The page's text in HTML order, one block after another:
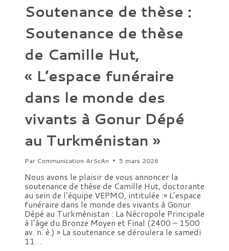
MONUMENTS
PROTOHISTORIQUES »
Soutenance de thèse :
Soutenance de thèse
de Camille Hut,
« L’espace funéraire
dans le monde des
vivants à Gonur Dépé
au Turkménistan »
Par Communication ArScAn 5 mars 2026
Nous avons le plaisir de vous annoncer la
soutenance de thèse de Camille Hut, doctorante
au sein de l’équipe VEPMO, intitulée :« L’espace
funéraire dans le monde des vivants à Gonur
Dépé au Turkménistan : La Nécropole Principale
à l’âge du Bronze Moyen et Final (2400 – 1500
av. n. è.) » La soutenance se déroulera le samedi
11…